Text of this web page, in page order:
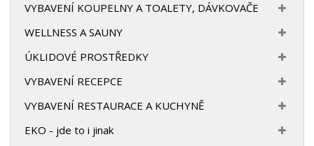
VYBAVENÍ KOUPELNY A TOALETY, DÁVKOVAČE
WELLNESS A SAUNY
ÚKLIDOVÉ PROSTŘEDKY
VYBAVENÍ RECEPCE
VYBAVENÍ RESTAURACE A KUCHYNĚ
EKO - jde to i jinak